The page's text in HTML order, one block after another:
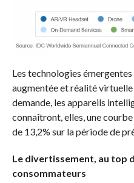
Les technologies
augmentée et réalité virtuelle
demande, les appareils
connaîtront, elles, une
de 13,2% sur la période de
Le divertissement, au top
consommateurs